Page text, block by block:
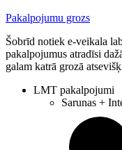
Pakalpojumu grozs
Šobrīd notiek e-veikala
pakalpojumus atradīsi
galam katrā grozā
LMT pakalpojumi
Sarunas +